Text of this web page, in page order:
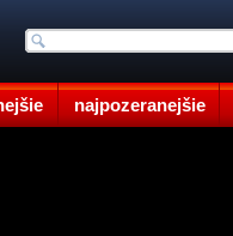
najpozeranejšie